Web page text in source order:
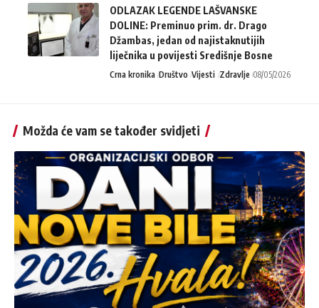
ODLAZAK LEGENDE LAŠVANSKE
DOLINE: Preminuo prim. dr. Drago
Džambas, jedan od najistaknutijih
liječnika u povijesti Središnje Bosne
Crna kronika Društvo Vijesti Zdravlje 08/05/2026
Možda će vam se također svidjeti